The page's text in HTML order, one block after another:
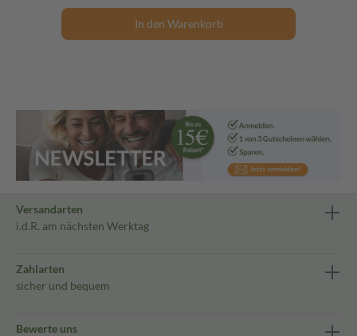
In den Warenkorb
Versandarten
i.d.R. am nächsten Werktag
Zahlarten
sicher und bequem
Bewerte uns